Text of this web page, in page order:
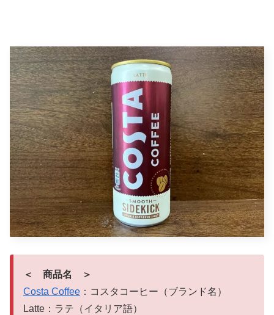
＜ 商品名 ＞
Costa Coffee ：コスタコーヒー（ブランド名）
Latte：ラテ（イタリア語）